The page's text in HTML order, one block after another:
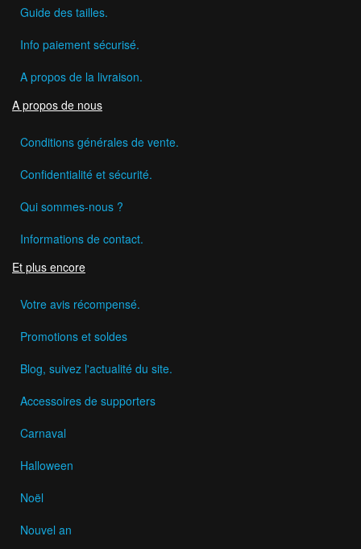
Guide des tailles.
Info paiement sécurisé.
A propos de la livraison.
A propos de nous
Conditions générales de vente.
Confidentialité et sécurité.
Qui sommes-nous ?
Informations de contact.
Et plus encore
Votre avis récompensé.
Promotions et soldes
Blog, suivez l'actualité du site.
Accessoires de supporters
Carnaval
Halloween
Noël
Nouvel an